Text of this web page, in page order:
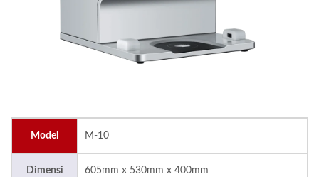
Model M-10
Dimensi 605mm x 530mm x 400mm